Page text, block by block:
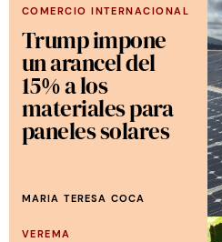
COMERCIO INTERNACIONAL
Trump impone
un arancel del
15% a los
materiales para
paneles solares
MARIA TERESA COCA
VEREMA